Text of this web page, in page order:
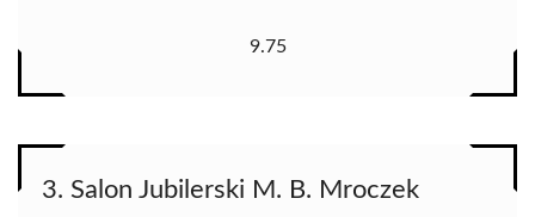
9.75
3. Salon Jubilerski M. B. Mroczek